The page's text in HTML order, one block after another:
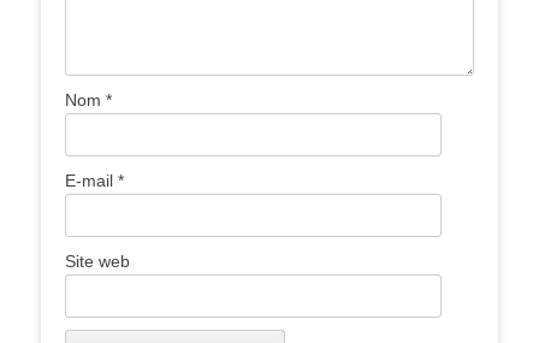
Nom *
E-mail *
Site web